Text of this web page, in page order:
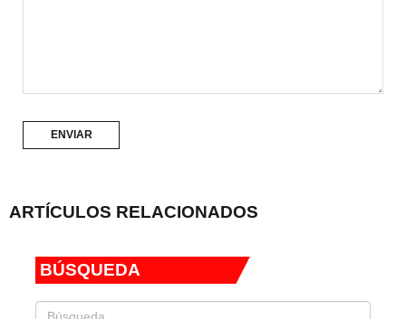
ARTÍCULOS RELACIONADOS
BÚSQUEDA